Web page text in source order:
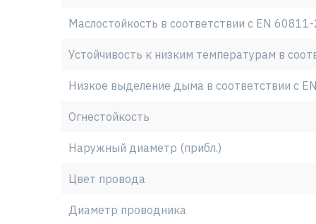
Маслостойкость в соответствии с EN
Устойчивость к низким температурам в
Низкое выделение дыма в соответствии с
Огнестойкость
Наружный диаметр (прибл.)
Цвет провода
Диаметр проводника